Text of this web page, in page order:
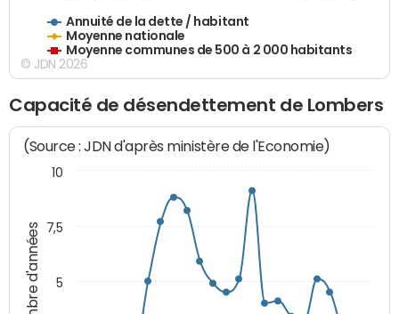
Annuité de la dette / habitant
Moyenne nationale
Moyenne communes de 500 à 2 000 habitants
© JDN 2026
Capacité de désendettement de Lombers
Nombre d'années
(Source : JDN d'après ministère de l'Economie)
5
7,5
10